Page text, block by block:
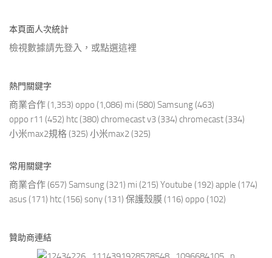
本頁面人次統計
檢視數據請先登入，或點選這裡
熱門關鍵字
商業合作 (1,353) oppo (1,086) mi (580) Samsung (463)
oppo r11 (452) htc (380) chromecast v3 (334) chromecast (334)
小米max2規格 (325) 小米max2 (325)
常用關鍵字
商業合作 (657) Samsung (321) mi (215) Youtube (192) apple (174)
asus (171) htc (156) sony (131) 保護殼膜 (116) oppo (102)
贊助商連結